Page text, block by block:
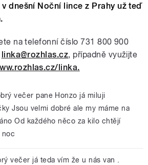
dnešní Noční lince z Prahy už teď
na telefonní číslo 731 800 900
linka@rozhlas.cz, případně využijte
linka.
večer pane Honzo já miluji
Jsou velmi dobré ale my máme na
Od každého něco za kilo chtějí
noc
večer já teda vím že u nás van .